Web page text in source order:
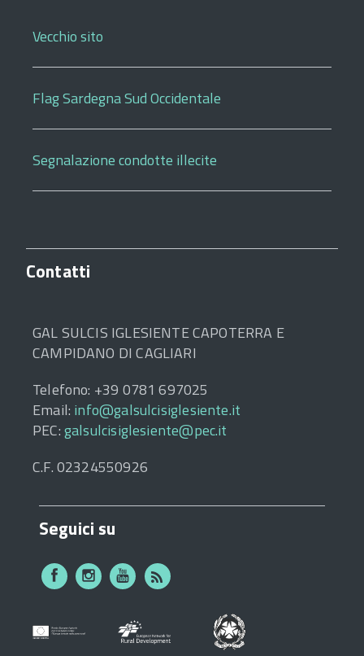
Vecchio sito
Flag Sardegna Sud Occidentale
Segnalazione condotte illecite
Contatti
GAL SULCIS IGLESIENTE CAPOTERRA E
CAMPIDANO DI CAGLIARI
Telefono: +39 0781 697025
Email: info@galsulcisiglesiente.it
PEC:galsulcisiglesiente@pec.it
C.F. 02324550926
Seguici su